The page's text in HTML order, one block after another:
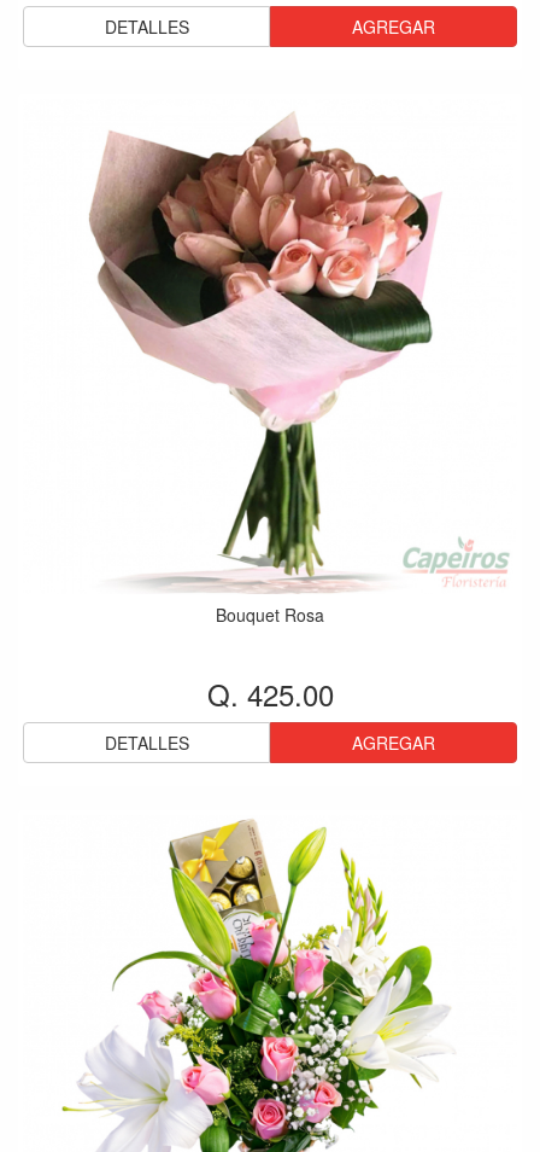
DETALLES AGREGAR
Bouquet Rosa
Q. 425.00
DETALLES AGREGAR